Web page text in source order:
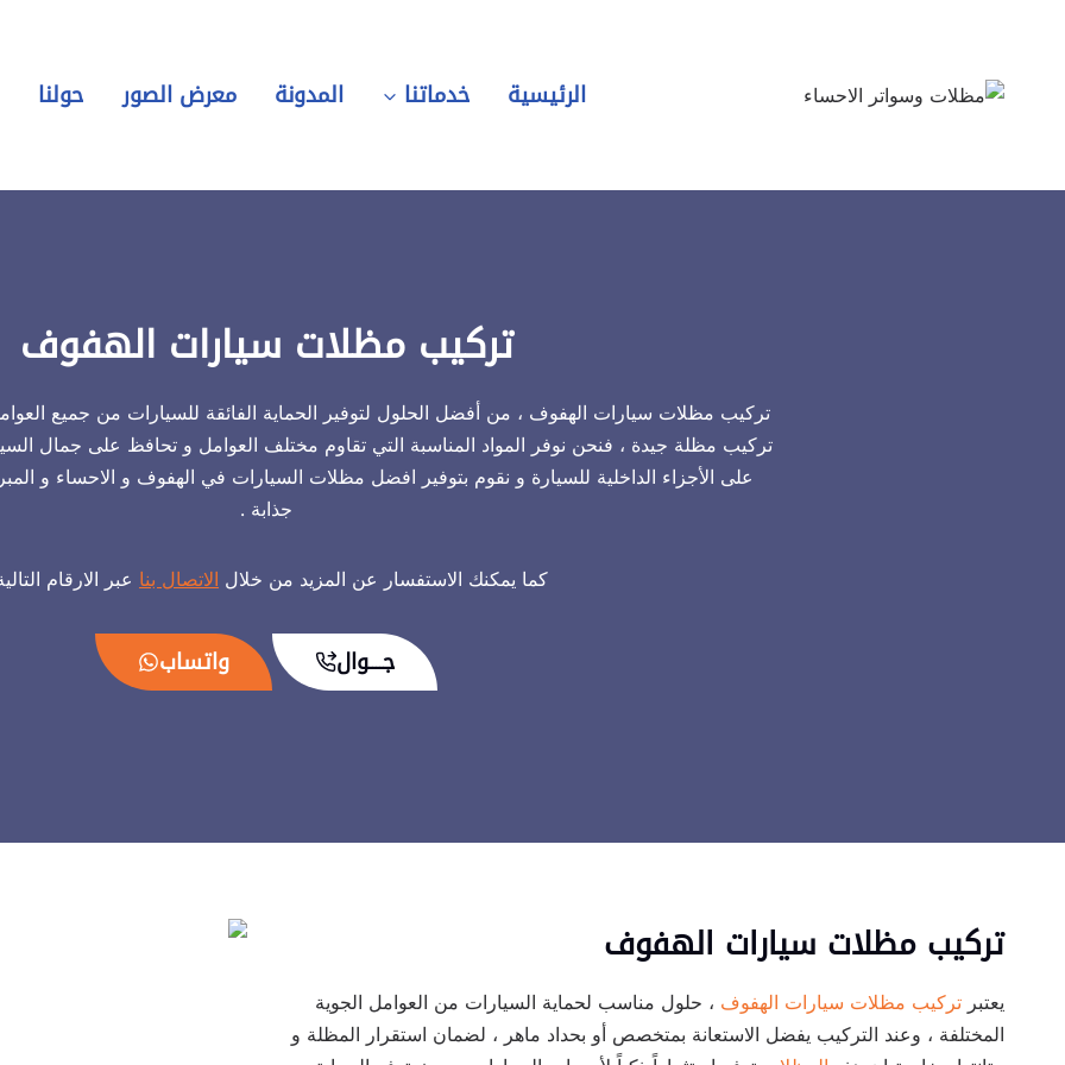
المحتوى
الرئيسية خدماتنا المدونة معرض الصور حولنا
تركيب مظلات سيارات الهفوف
تركيب مظلات سيارات الهفوف ، من أفضل الحلول لتوفير الحماية الفائقة للسيارات من جميع
تركيب مظلة جيدة ، فنحن نوفر المواد المناسبة التي تقاوم مختلف العوامل و تحافظ على جمال
على الأجزاء الداخلية للسيارة و نقوم بتوفير افضل مظلات السيارات في الهفوف و الاحساء و
جذابة .
كما يمكنك الاستفسار عن المزيد من خلالالاتصال بنا عبر الارقام
جــــوال واتساب
تركيب مظلات سيارات الهفوف
يعتبرتركيب مظلات سيارات الهفوف ، حلول مناسب لحماية السيارات من العوامل الجوية
المختلفة ، وعند التركيب يفضل الاستعانة بمتخصص أو بحداد ماهر ، لضمان استقرار المظلة و